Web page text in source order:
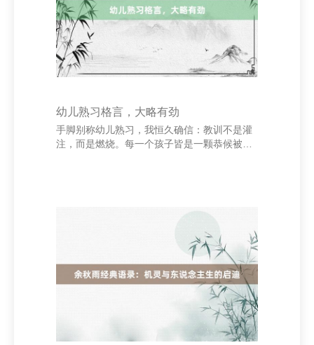
幼儿熟习格言，大略有劲
手脚别称幼儿熟习，我恒久确信：教训不是灌
注，而是燃烧。每一个孩子皆是一颗恭候被点
主。一个浅笑、一句饱读吹、一次拥抱，皆能
才能真确走进孩子的内心。 “尊重每个孩子的
独到性。”每个孩子皆有我方的节律和个性，咱
们不可用吞并的标准去臆测他们。有的孩子内
向，有的孩子辉煌；有的学得快，有的需要更